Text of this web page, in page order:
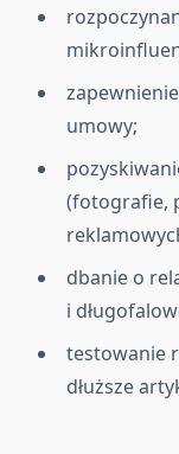
umowy;
(fotografie,
dbanie o
i
testowanie
dłuższe